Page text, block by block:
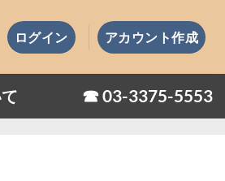
ログイン アカウント作成
☎︎ 03-3375-5553